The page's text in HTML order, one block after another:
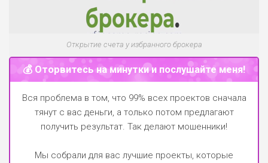
Открытие счета у избранного брокера
💰 Оторвитесь на минутки и послушайте меня!
Вся проблема в том, что 99% всех проектов сначала
тянут с вас деньги, а только потом предлагают
получить результат. Так делают мошенники!
Мы собрали для вас лучшие проекты, которые